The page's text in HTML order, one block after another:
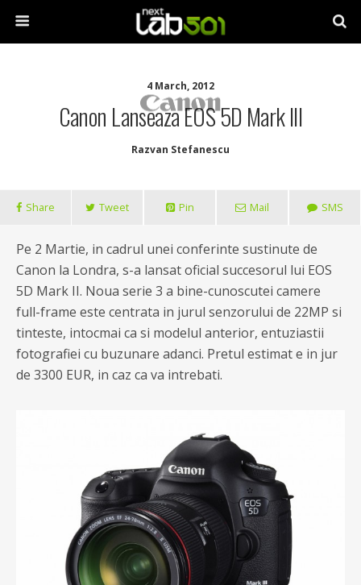
4 March, 2012
Canon Lanseaza EOS 5D Mark III
Razvan Stefanescu
Share Tweet Pin Mail SMS
Pe 2 Martie, in cadrul unei conferinte sustinute de
Canon la Londra, s-a lansat oficial succesorul lui EOS
5D Mark II. Noua serie 3 a bine-cunoscutei camere
full-frame este centrata in jurul senzorului de 22MP si
tinteste, intocmai ca si modelul anterior, entuziastii
fotografiei cu buzunare adanci. Pretul estimat e in jur
de 3300 EUR, in caz ca va intrebati.